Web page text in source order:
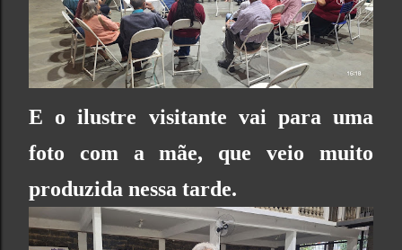
E o ilustre visitante vai para uma
foto com a mãe, que veio muito
produzida nessa tarde.